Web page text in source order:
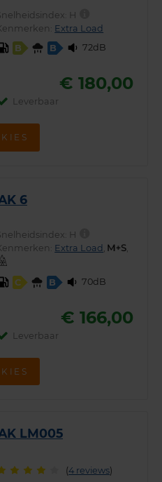
H
Extra Load
B
B 72dB
€ 180,00
Leverbaar
KIES
6
H
Extra Load ,
C B 70dB
€ 166,00
Leverbaar
KIES
LM005
(4 reviews)